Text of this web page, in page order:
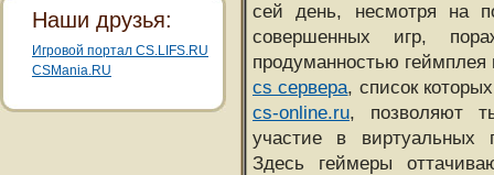
сей день, несмотря на
совершенных игр,
продуманностью
cs сервера, список
cs-online.ru, позволяют
участие в виртуальных
Здесь геймеры
Наши друзья:
Игровой портал CS.LIFS.RU
CSMania.RU